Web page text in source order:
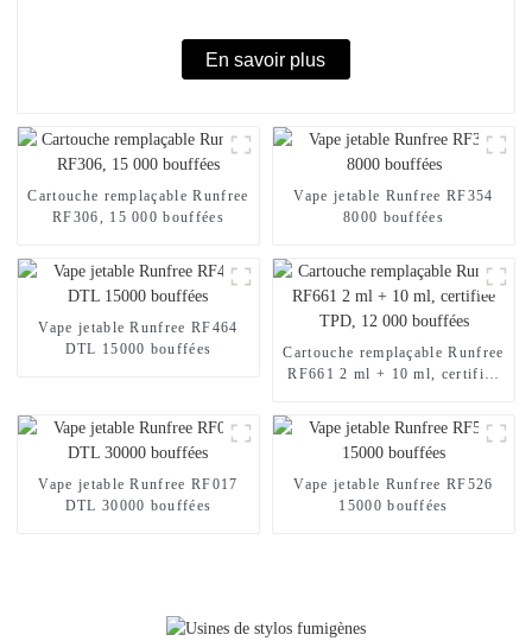
En savoir plus
Cartouche remplaçable Runfree
RF306, 15 000 bouffées
Vape jetable Runfree RF354
8000 bouffées
Vape jetable Runfree RF464
DTL 15000 bouffées
Cartouche remplaçable Runfree
RF661 2 ml + 10 ml, certifiée
Vape jetable Runfree RF017
DTL 30000 bouffées
Vape jetable Runfree RF526
15000 bouffées